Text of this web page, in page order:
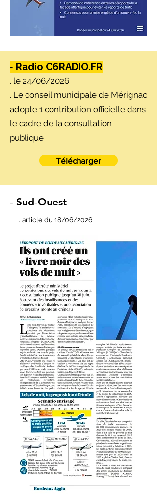
- Radio C6RADIO.FR
. le 24/06/2026
. Le conseil municipale de Mérignac
adopte 1 contribution officielle dans
le cadre de la consultation
publique
Télécharger
- Sud-Ouest
. article du 18/06/2026